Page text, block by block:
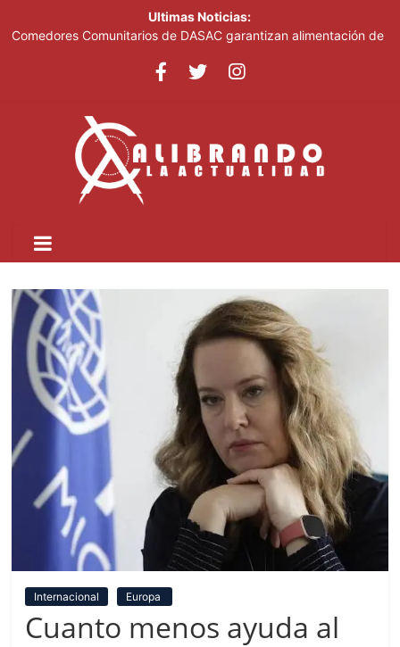
Ultimas Noticias:
Comedores Comunitarios de DASAC garantizan alimentación de
Centroamericanos y del Caribe Santo Domingo 2026
Senado de EE. UU. aprueba nuevo paquete de sanciones a
Italia dice que no acepta ultimátums y mantendrá la suspensión
del Schengen con España
Fransheska Matías gana dos plata en el torneo de pesas de los
Internacional Europa
Cuanto menos ayuda al